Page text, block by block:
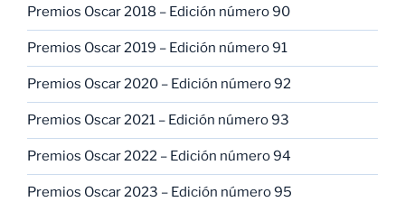
Premios Oscar 2018 – Edición número 90
Premios Oscar 2019 – Edición número 91
Premios Oscar 2020 – Edición número 92
Premios Oscar 2021 – Edición número 93
Premios Oscar 2022 – Edición número 94
Premios Oscar 2023 – Edición número 95